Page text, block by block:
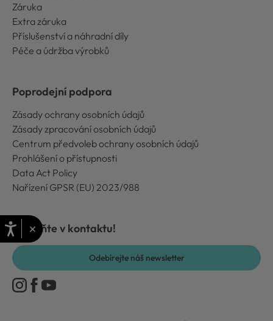
Záruka
Extra záruka
Příslušenství a náhradní díly
Péče a údržba výrobků
Poprodejní podpora
Zásady ochrany osobních údajů
Zásady zpracování osobních údajů
Centrum předvoleb ochrany osobních údajů
Prohlášení o přístupnosti
Data Act Policy
Nařízení GPSR (EU) 2023/988
Zůstaňte v kontaktu!
Odebírejte náš newsletter
×